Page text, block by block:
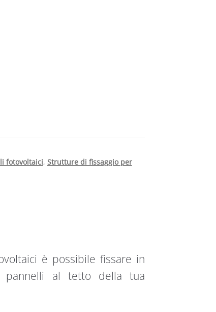
fotovoltaici, Strutture di fissaggio per
è possibile fissare in
pannelli al tetto della tua